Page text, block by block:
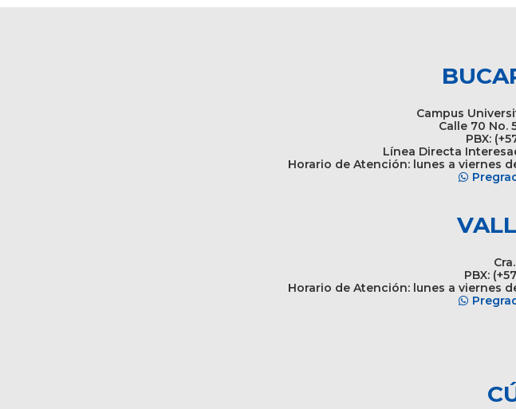
Campus
Calle 70 No.
PBX:
Línea Directa
Horario de Atención: lunes a viernes
PBX:
Horario de Atención: lunes a viernes